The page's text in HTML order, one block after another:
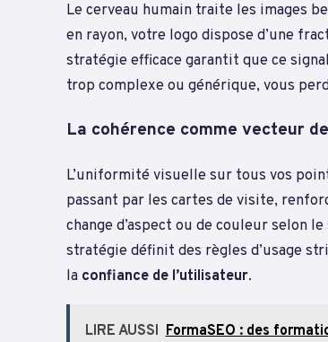
Le cerveau humain traite les images
en rayon, votre logo dispose d’une
stratégie efficace garantit que ce
trop complexe ou générique, vous
La cohérence comme vecteur
L’uniformité visuelle sur tous vos
passant par les cartes de visite,
change d’aspect ou de couleur selon
stratégie définit des règles d’usage
la confiance de l’utilisateur.
LIRE AUSSI FormaSEO : des